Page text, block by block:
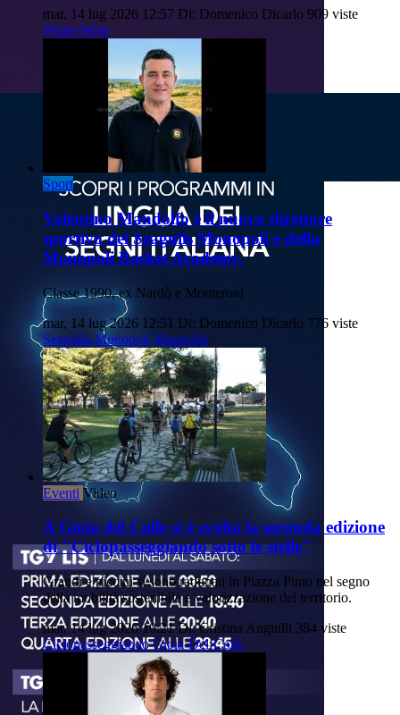
mar, 14 lug 2026 12:57 Di: Domenico Dicarlo 909 viste
White-Wise
Sport
Valentino Mandolfo è il nuovo direttore
sportivo dei Seagulls Monopoli e della
Monopoli Basket Academy.
Classe 1990, ex Nardò e Monteroni
mar, 14 lug 2026 12:51 Di: Domenico Dicarlo 776 viste
Seagulls-Monopoli Mandolfo
Eventi Video
A Gioia del Colle si è svolta la seconda edizione
di "Ciclopasseggiando sotto le stelle"
Grandi e piccini si sono radunati in Piazza Pinto nel segno
della mobilità sostenibile e valorizzazione del territorio.
mar, 14 lug 2026 10:21 Di: Cristina Angiulli 384 viste
Ciclopasseggiando Gioia-Del-Colle